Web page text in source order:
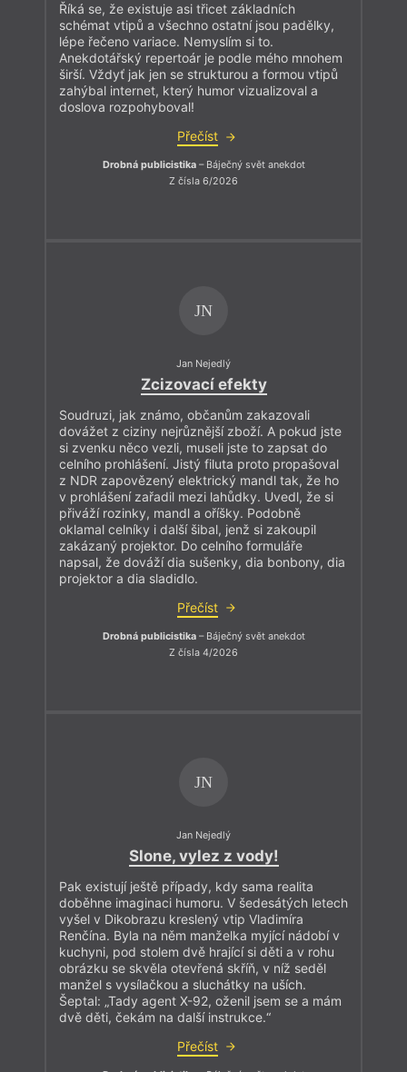
Říká se, že existuje asi třicet základních
schémat vtipů a všechno ostatní jsou padělky,
lépe řečeno variace. Nemyslím si to.
Anekdotářský repertoár je podle mého mnohem
širší. Vždyť jak jen se strukturou a formou vtipů
zahýbal internet, který humor vizualizoval a
doslova rozpohyboval!
Přečíst
Drobná publicistika– Báječný svět anekdot
Z čísla 6/2026
JN
Jan Nejedlý
Zcizovací efekty
Soudruzi, jak známo, občanům zakazovali
dovážet z ciziny nejrůznější zboží. A pokud jste
si zvenku něco vezli, museli jste to zapsat do
celního prohlášení. Jistý filuta proto propašoval
z NDR zapovězený elektrický mandl tak, že ho
v prohlášení zařadil mezi lahůdky. Uvedl, že si
přiváží rozinky, mandl a oříšky. Podobně
oklamal celníky i další šibal, jenž si zakoupil
zakázaný projektor. Do celního formuláře
napsal, že dováží dia sušenky, dia bonbony, dia
projektor a dia sladidlo.
Přečíst
Drobná publicistika– Báječný svět anekdot
Z čísla 4/2026
JN
Jan Nejedlý
Slone, vylez z vody!
Pak existují ještě případy, kdy sama realita
doběhne imaginaci humoru. V šedesátých letech
vyšel v Dikobrazu kreslený vtip Vladimíra
Renčína. Byla na něm manželka myjící nádobí v
kuchyni, pod stolem dvě hrající si děti a v rohu
obrázku se skvěla otevřená skříň, v níž seděl
manžel s vysílačkou a sluchátky na uších.
Šeptal: „Tady agent X-92, oženil jsem se a mám
dvě děti, čekám na další instrukce.“
Přečíst